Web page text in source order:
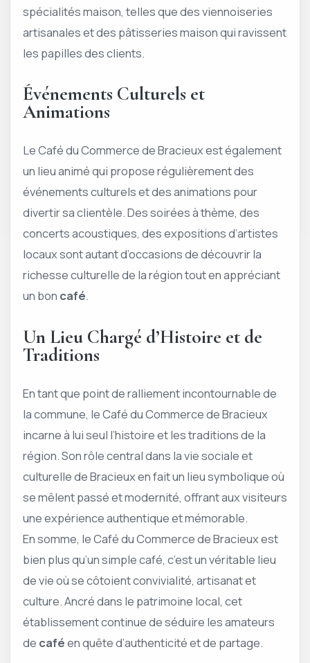
spécialités maison, telles que des viennoiseries
artisanales et des pâtisseries maison qui ravissent
les papilles des clients.
Événements Culturels et
Animations
Le Café du Commerce de Bracieux est également
un lieu animé qui propose régulièrement des
événements culturels et des animations pour
divertir sa clientèle. Des soirées à thème, des
concerts acoustiques, des expositions d’artistes
locaux sont autant d’occasions de découvrir la
richesse culturelle de la région tout en appréciant
un bon café.
Un Lieu Chargé d’Histoire et de
Traditions
En tant que point de ralliement incontournable de
la commune, le Café du Commerce de Bracieux
incarne à lui seul l’histoire et les traditions de la
région. Son rôle central dans la vie sociale et
culturelle de Bracieux en fait un lieu symbolique où
se mêlent passé et modernité, offrant aux visiteurs
une expérience authentique et mémorable.
En somme, le Café du Commerce de Bracieux est
bien plus qu’un simple café, c’est un véritable lieu
de vie où se côtoient convivialité, artisanat et
culture. Ancré dans le patrimoine local, cet
établissement continue de séduire les amateurs
de caféen quête d’authenticité et de partage.